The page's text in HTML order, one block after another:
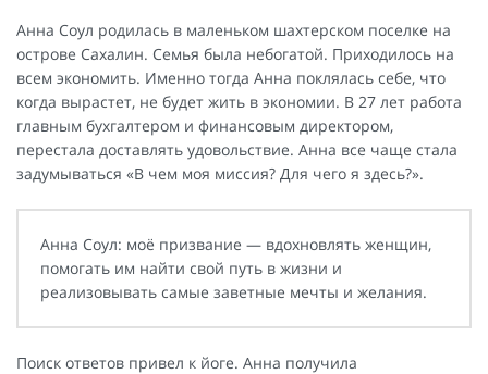
Анна Соул родилась в маленьком шахтерском поселке на
острове Сахалин. Семья была небогатой. Приходилось на
всем экономить. Именно тогда Анна поклялась себе, что
когда вырастет, не будет жить в экономии. В 27 лет работа
главным бухгалтером и финансовым директором,
перестала доставлять удовольствие. Анна все чаще стала
задумываться «В чем моя миссия? Для чего я здесь?».
Анна Соул: моё призвание — вдохновлять женщин,
помогать им найти свой путь в жизни и
реализовывать самые заветные мечты и желания.
Поиск ответов привел к йоге. Анна получила